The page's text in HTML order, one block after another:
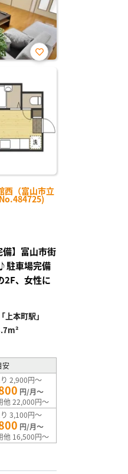
西（富山市立
お気
録
備】富山市街
駐車場完備
、女性に
本町駅」
安
2,900円～
円/月～
他 22,000円～
3,100円～
円/月～
他 16,500円～